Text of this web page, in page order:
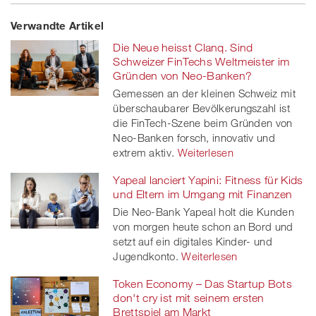
on
Facebook
on
twitt
er
linkedinXing
Verwandte Artikel
Die Neue heisst Clanq. Sind
Schweizer FinTechs Weltmeister im
Gründen von Neo-Banken?
Gemessen an der kleinen Schweiz mit
überschaubarer Bevölkerungszahl ist
die FinTech-Szene beim Gründen von
Neo-Banken forsch, innovativ und
extrem aktiv. Weiterlesen
Yapeal lanciert Yapini: Fitness für Kids
und Eltern im Umgang mit Finanzen
Die Neo-Bank Yapeal holt die Kunden
von morgen heute schon an Bord und
setzt auf ein digitales Kinder- und
Jugendkonto. Weiterlesen
Token Economy – Das Startup Bots
don't cry ist mit seinem ersten
Brettspiel am Markt